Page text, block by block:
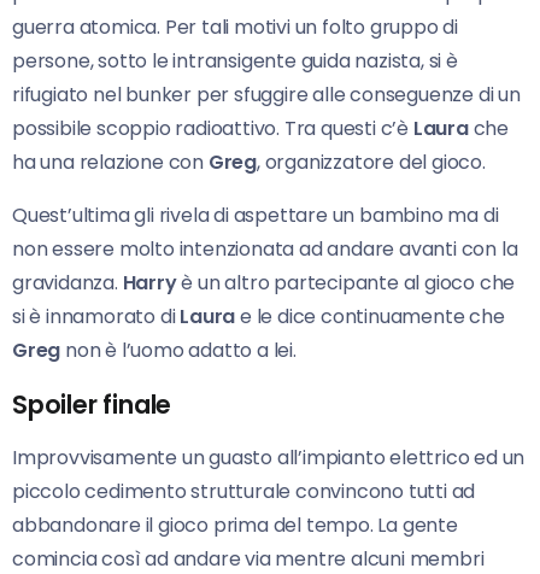
guerra atomica. Per tali motivi un folto gruppo di
persone, sotto le intransigente guida nazista, si è
rifugiato nel bunker per sfuggire alle conseguenze di un
possibile scoppio radioattivo. Tra questi c’è Laurache
ha una relazione con Greg, organizzatore del gioco.
Quest’ultima gli rivela di aspettare un bambino ma di
non essere molto intenzionata ad andare avanti con la
gravidanza. Harryè un altro partecipante al gioco che
si è innamorato diLaurae le dice continuamente che
Greg non è l’uomo adatto a lei.
Spoiler finale
Improvvisamente un guasto all’impianto elettrico ed un
piccolo cedimento strutturale convincono tutti ad
abbandonare il gioco prima del tempo. La gente
comincia così ad andare via mentre alcuni membri